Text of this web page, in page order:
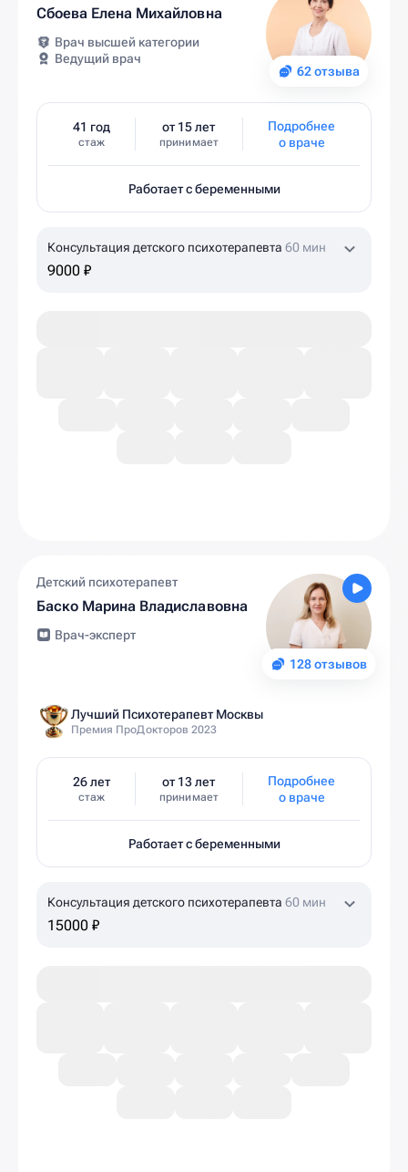
62 отзыва
Сбоева Елена Михайловна
Врач высшей категории
Ведущий врач
41 год
стаж
от 15 лет
принимает
Подробнее
о враче
Работает с беременными
Консультация детского психотерапевта 60 мин
9000 ₽
128 отзывов
Детский психотерапевт
Баско Марина Владиславовна
Врач-эксперт
Лучший Психотерапевт Москвы
Премия ПроДокторов 2023
26 лет
стаж
от 13 лет
принимает
Подробнее
о враче
Работает с беременными
Консультация детского психотерапевта 60 мин
15000 ₽